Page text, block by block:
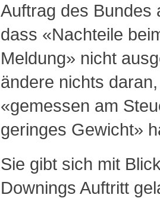
Auftrag des Bundes
dass «Nachteile
Meldung» nicht
ändere nichts
«gemessen am
geringes Gewicht»
Sie gibt sich mit
Downings Auftritt